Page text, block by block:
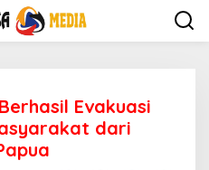
Evakuasi
dari